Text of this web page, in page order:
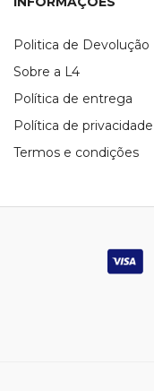
Politica de Devolução
Sobre a L4
Política de entrega
Política de privacidade
Termos e condições